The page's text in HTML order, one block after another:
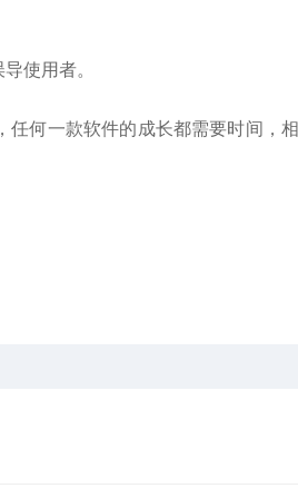
使用者。
任何一款软件的成长都需要时间，相